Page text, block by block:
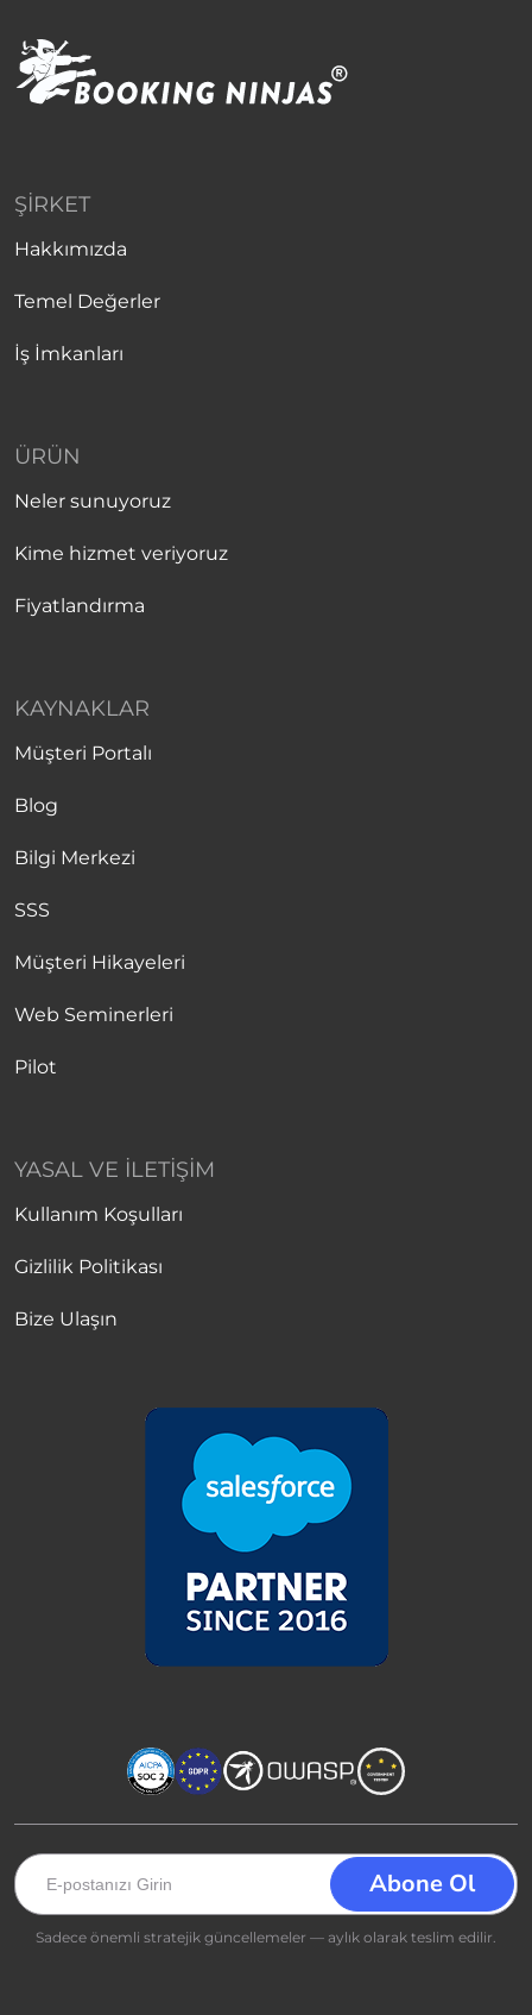
ŞIRKET
Hakkımızda
Temel Değerler
İş İmkanları
ÜRÜN
Neler sunuyoruz
Kime hizmet veriyoruz
Fiyatlandırma
KAYNAKLAR
Müşteri Portalı
Blog
Bilgi Merkezi
SSS
Müşteri Hikayeleri
Web Seminerleri
Pilot
YASAL VE İLETIŞIM
Kullanım Koşulları
Gizlilik Politikası
Bize Ulaşın
Sadece önemli stratejik güncellemeler — aylık olarak teslim edilir.